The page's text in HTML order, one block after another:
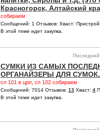
Красногорск, Алтайский
собираем
Сообщений: 1 Отзывов: Хваст: Пристрой:
В этой теме идет закупка.
СУМКИ ИЗ САМЫХ
ОРГАНАЙЗЕРЫ ДЛЯ
сп 101 в црп, сп 102 собираем
Сообщений: 7014 Отзывов: 13Хваст: 4
В этой теме идет закупка.